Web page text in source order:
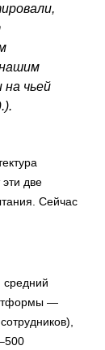
чьей
две
Сейчас
—